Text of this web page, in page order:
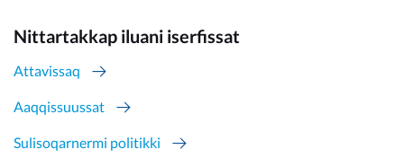
Nittartakkap iluani iserfissat
Attavissaq
Aaqqissuussat
Sulisoqarnermi politikki